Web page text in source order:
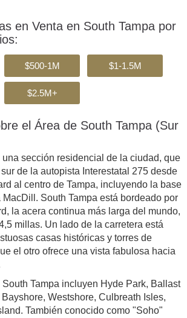
en Venta en South Tampa por
$500-1M $1-1.5M
$2.5M+
el Área de South Tampa (Sur
una sección residencial de la ciudad, que
de la autopista Interestatal 275 desde
al centro de Tampa, incluyendo la base
South Tampa está bordeado por
la acera continua más larga del mundo,
millas. Un lado de la carretera está
casas históricas y torres de
el otro ofrece una vista fabulosa hacia
Tampa incluyen Hyde Park, Ballast
Westshore, Culbreath Isles,
También conocido como "Soho"